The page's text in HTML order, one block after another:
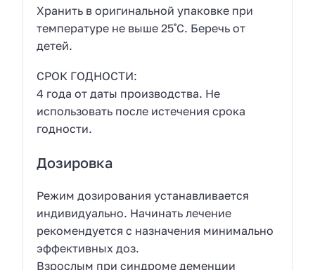
Хранить в оригинальной упаковке при
температуре не выше 25˚С. Беречь от
детей.
СРОК ГОДНОСТИ:
4 года от даты производства. Не
использовать после истечения срока
годности.
Дозировка
Режим дозирования устанавливается
индивидуально. Начинать лечение
рекомендуется с назначения минимально
эффективных доз.
Взрослым при синдроме деменции